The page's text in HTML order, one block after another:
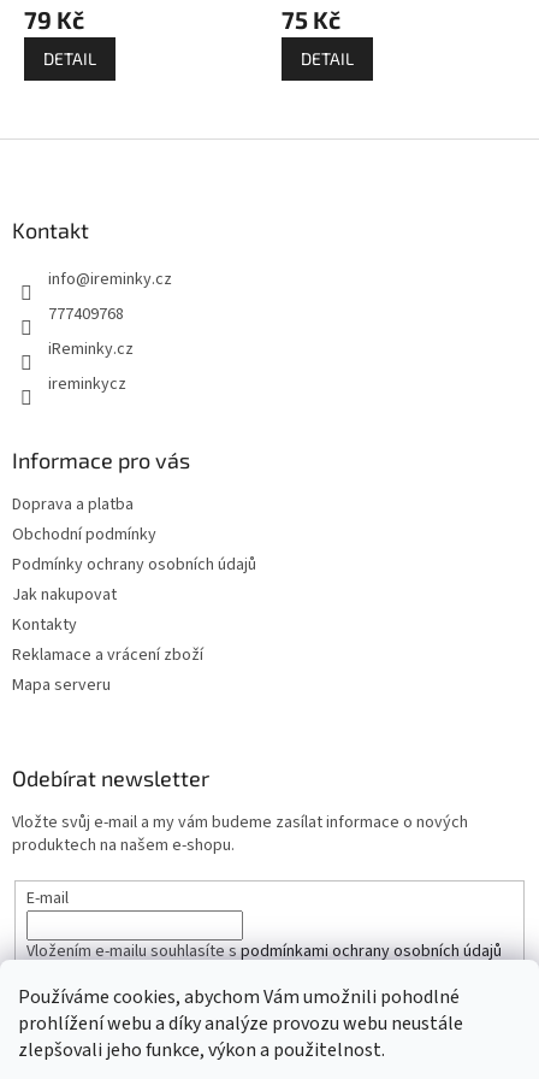
Používáme cookies, abychom Vám umožnili pohodlné
prohlížení webu a díky analýze provozu webu neustále
zlepšovali jeho funkce, výkon a použitelnost.
79 Kč
DETAIL
75 Kč
DETAIL
Kontakt
info@ireminky.cz
777409768
iReminky.cz
ireminkycz
Informace pro vás
Doprava a platba
Obchodní podmínky
Podmínky ochrany osobních údajů
Jak nakupovat
Kontakty
Reklamace a vrácení zboží
Mapa serveru
Odebírat newsletter
Vložte svůj e-mail a my vám budeme zasílat informace o nových
produktech na našem e-shopu.
E-mail
Vložením e-mailu souhlasíte spodmínkami ochrany osobních údajů
PŘIHLÁSIT SE